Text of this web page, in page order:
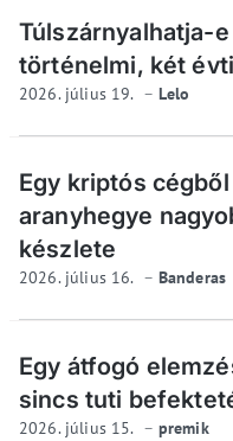
Túlszárnyalhatja-
történelmi, két
2026. július 19. Lelo
Egy kriptós
aranyhegye
készlete
2026. július 16. Banderas
Egy átfogó
sincs tuti
2026. július 15. premik